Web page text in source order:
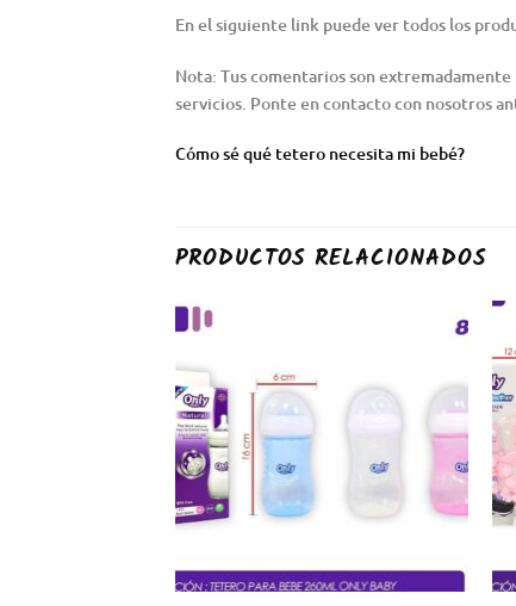
En el siguiente link puede ver todos los
Nota: Tus comentarios son
servicios. Ponte en contacto con nosotros
Cómo sé qué tetero necesita mi bebé?
PRODUCTOS RELACIONADOS